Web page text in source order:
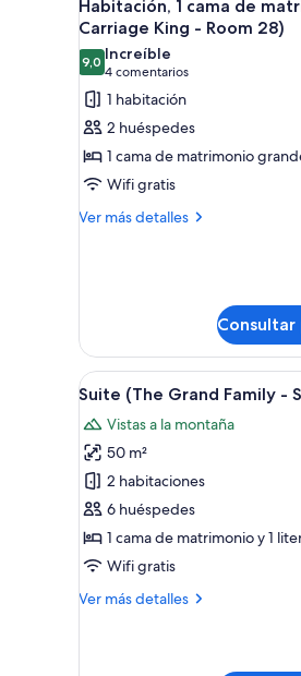
Room
8)
matrimonio,
a
la
ciudad
(Queen
-
Room
8)
todas
las
fotos
de
Habitación,
1
cama
de
matrimonio
-
Room
28)
Habitación, 1 cama de
Carriage King - Room 28)
9,09,0 de 10
Increíble
4 comentarios
(4 comentarios)
1 habitación
2 huéspedes
1 cama de matrimonio
Wifi gratis
Ver más detalles
Más
matrimonio
grande
(Superior
King
Room
28)
Abrir
todas
las
fotos
de
Suite
(The
Grand
Family
-
13
Suite (The Grand Family -
Vistas a la montaña
50 m²
2 habitaciones
6 huéspedes
1 cama de matrimonio y 1
Wifi gratis
Ver más detalles
Más